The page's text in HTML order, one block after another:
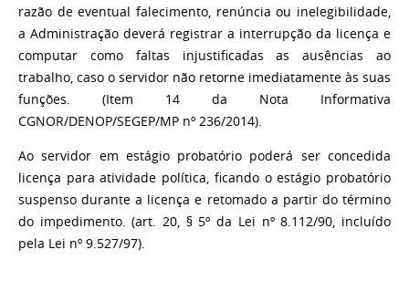
razão de eventual falecimento, renúncia ou inelegibilidade,
a Administração deverá registrar a interrupção da licença e
computar como faltas injustificadas as ausências ao
trabalho, caso o servidor não retorne imediatamente às suas
funções. (Item 14 da Nota Informativa
CGNOR/DENOP/SEGEP/MP nº 236/2014).
Ao servidor em estágio probatório poderá ser concedida
licença para atividade política, ficando o estágio probatório
suspenso durante a licença e retomado a partir do término
do impedimento. (art. 20, § 5º da Lei nº 8.112/90, incluído
pela Lei nº 9.527/97).